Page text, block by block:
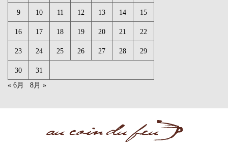
9 10 11 12 13 14 15
16 17 18 19 20 21 22
23 24 25 26 27 28 29
30
31
« 6月
8月 »